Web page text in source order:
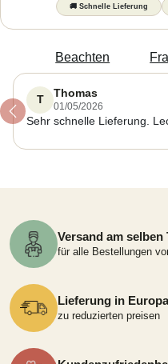
🚚 Schnelle Lieferung
Beachten
T
Thomas
01/05/2026
Sehr schnelle Lieferung.
Previous
Versand am selben
für alle Bestellungen
Lieferung in
zu reduzierten preisen